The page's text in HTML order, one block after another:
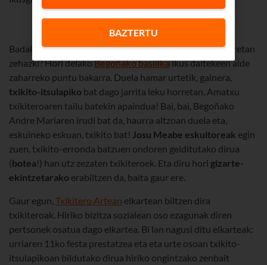
Badakizu zergatik egiten den Zazpikaleetako puntu horretan
zehazki? Hori delakoBegoñako basilikaikus daitekeen alde
zaharreko puntu bakarra. Duela hamar urtetik, gainera,
txikito-itsulapiko bat dago jarrita leku horretan, Amatxu
txikiteroaren tailu batekin apaindua! Bai, bai, Begoñako
Andre Mariaren irudi bat da, haurra altzoan duela eta,
eskuineko eskuan, txikito bat! Josu Meabe eskultoreak egin
zuen, txikito-erronda batzuen ondoren gelditutako dirua
(botea!) han utz zezaten txikiteroek. Eta diru hori gizarte-
ekintzetarako erabiltzen da, baita gaur ere.
Gaur egun, Txikitero Artean elkartean biltzen dira
txikiteroak. Hiriko bizitza sozialean oso ezagunak diren
pertsonek osatua dago elkartea. Bi lan nagusi ditu elkarteak:
urriaren 11ko festa prestatzea eta eta urte osoan txikito-
itsulapikoan bildutako dirua hiriko ongintzako zenbait
BAZTERTU